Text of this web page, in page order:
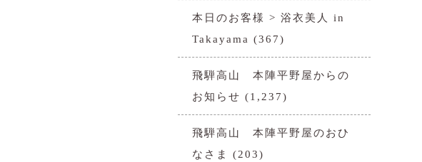
本日のお客様 > 浴衣美人 in
Takayama (367)
飛騨高山 本陣平野屋からの
お知らせ (1,237)
飛騨高山 本陣平野屋のおひ
なさま
(203)